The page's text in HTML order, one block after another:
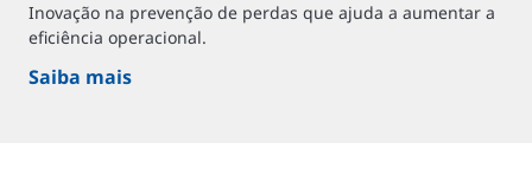
Inovação na prevenção de perdas que ajuda a aumentar a
eficiência operacional.
Saiba mais